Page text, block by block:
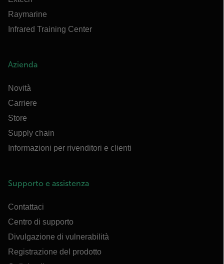
Raymarine
Infrared Training Center
Azienda
Novità
Carriere
Store
Supply chain
Informazioni per rivenditori e clienti
Supporto e assistenza
Contattaci
Centro di supporto
Divulgazione di vulnerabilità
Registrazione del prodotto